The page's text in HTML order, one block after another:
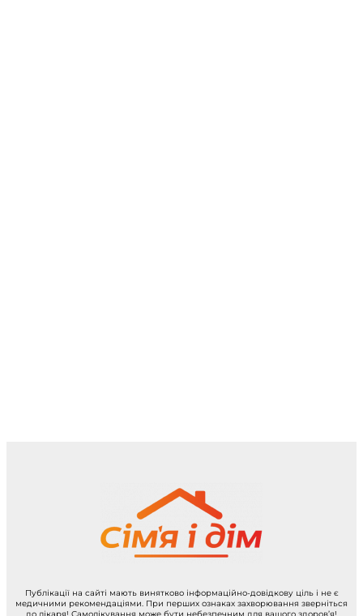
Публікації на сайті мають винятково інформаційно-довідкову ціль і не є
медичними рекомендаціями. При перших ознаках захворювання зверніться